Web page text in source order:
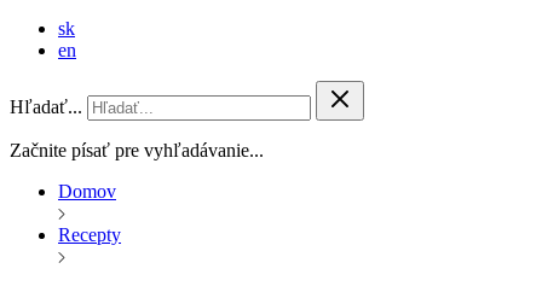
sk
en
Hľadať...
Začnite písať pre vyhľadávanie...
Domov
Recepty